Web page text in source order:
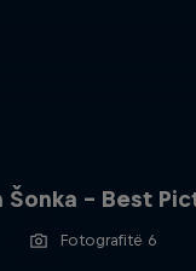
Šonka - Best
Fotografitë 6